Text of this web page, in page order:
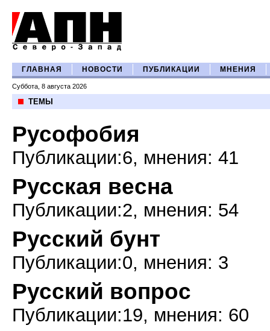
ГЛАВНАЯ НОВОСТИ ПУБЛИКАЦИИ МНЕНИЯ
Суббота, 8 августа 2026
ТЕМЫ
Русофобия
Публикации:6, мнения: 41
Русская весна
Публикации:2, мнения: 54
Русский бунт
Публикации:0, мнения: 3
Русский вопрос
Публикации:19, мнения: 60